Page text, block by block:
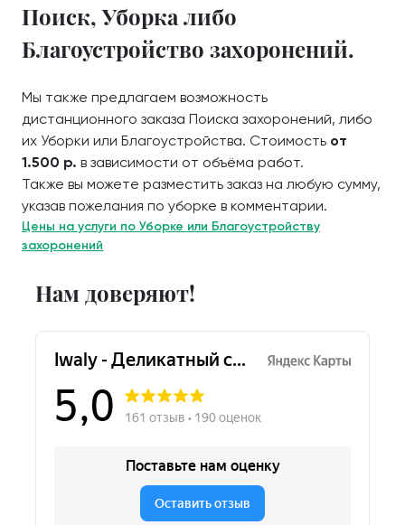
Поиск, Уборка либо
Благоустройство захоронений.
Мы также предлагаем возможность
дистанционного заказа Поиска захоронений, либо
их Уборки или Благоустройства. Стоимость от
1.500 р. в зависимости от объёма работ.
Также вы можете разместить заказ на любую сумму,
указав пожелания по уборке в комментарии.
Цены на услуги по Уборке или Благоустройству
захоронений
Нам доверяют!